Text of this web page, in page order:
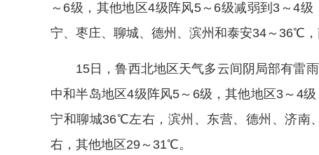
～6级，其他地区4级阵风5～6级减弱到3～4
宁、枣庄、聊城、德州、滨州和泰安34～36℃
15日，鲁西北地区天气多云间阴局部有雷
中和半岛地区4级阵风5～6级，其他地区3～4
宁和聊城36℃左右，滨州、东营、德州、济
右，其他地区29～31℃。